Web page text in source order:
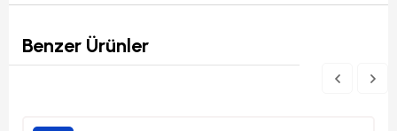
Benzer Ürünler